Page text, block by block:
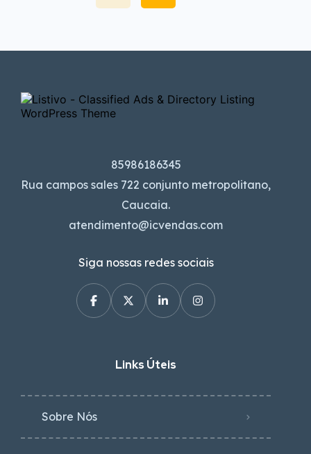
85986186345
Rua campos sales 722 conjunto metropolitano,
Caucaia.
atendimento@icvendas.com
Siga nossas redes sociais
Links Úteis
Sobre Nós